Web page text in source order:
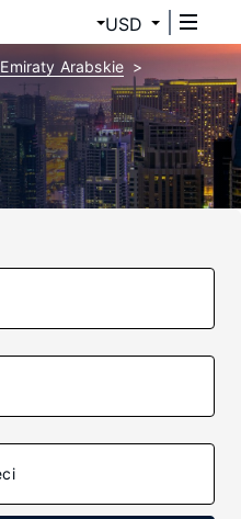
USD
Arabskie